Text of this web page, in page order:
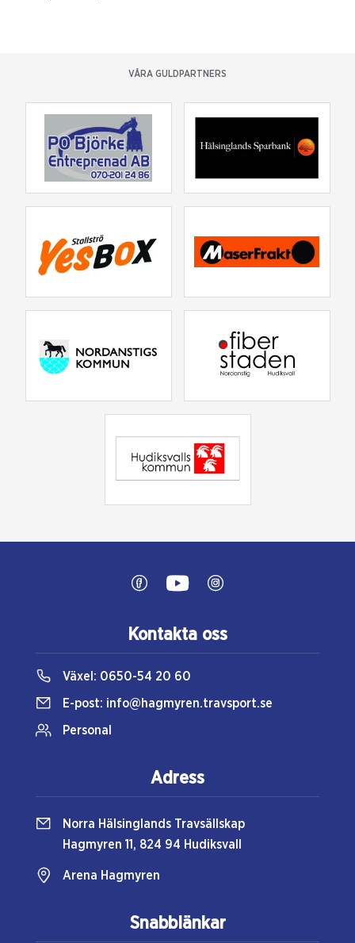
VÅRA GULDPARTNERS
Snabblänkar
Kontakta oss
Växel: 0650-54 20 60
E-post: info@hagmyren.travsport.se
Personal
Adress
Norra Hälsinglands Travsällskap
Hagmyren 11, 824 94 Hudiksvall
Arena Hagmyren